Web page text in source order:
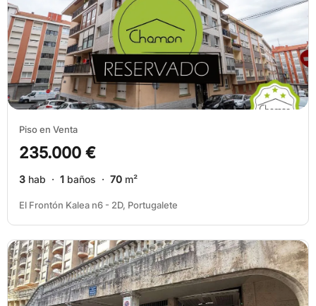
Piso en Venta
235.000 €
3 hab · 1 baños · 70 m²
El Frontón Kalea n6 - 2D, Portugalete